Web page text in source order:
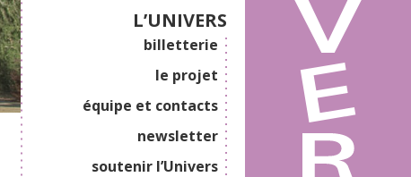
L’UNIVERS
billetterie
le projet
équipe et contacts
newsletter
soutenir l’Univers